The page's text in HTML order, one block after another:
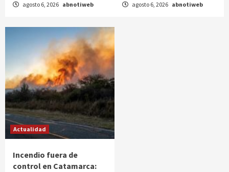
agosto 6, 2026 abnotiweb agosto 6, 2026 abnotiweb
Actualidad
Incendio fuera de
control en Catamarca: